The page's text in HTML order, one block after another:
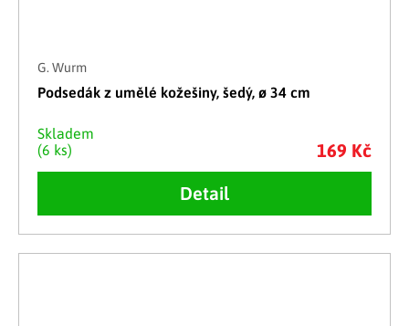
G. Wurm
Podsedák z umělé kožešiny, šedý, ø 34 cm
Skladem
(6 ks)
169 Kč
Detail